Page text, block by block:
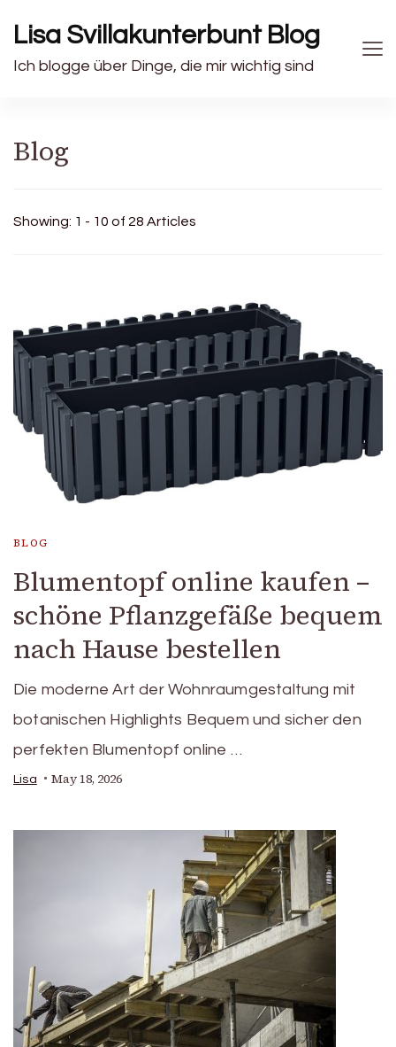
Lisa Svillakunterbunt Blog
Ich blogge über Dinge, die mir wichtig sind
Blog
Showing: 1 - 10 of 28 Articles
BLOG
Blumentopf online kaufen –
schöne Pflanzgefäße bequem
nach Hause bestellen
Die moderne Art der Wohnraumgestaltung mit
botanischen Highlights Bequem und sicher den
perfekten Blumentopf online …
Lisa May 18, 2026